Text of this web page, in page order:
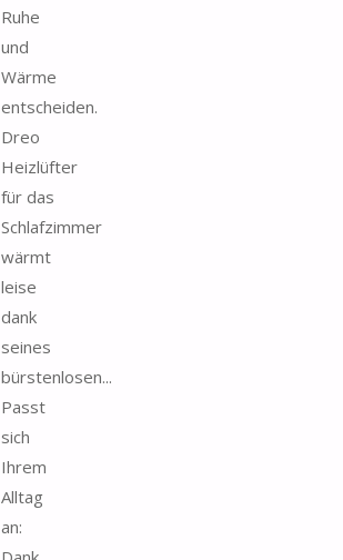
Ruhe
und
Wärme
entscheiden.
Dreo
Heizlüfter
für das
Schlafzimmer
wärmt
leise
dank
seines
bürstenlosen...
Passt
sich
Ihrem
Alltag
an: